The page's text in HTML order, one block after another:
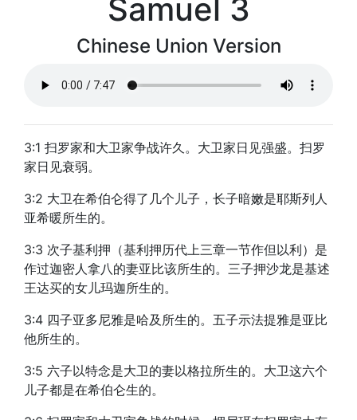
Samuel 3
Chinese Union Version
3:1 扫罗家和大卫家争战许久。大卫家日见强盛。扫罗
家日见衰弱。
3:2 大卫在希伯仑得了几个儿子，长子暗嫩是耶斯列人
亚希暖所生的。
3:3 次子基利押（基利押历代上三章一节作但以利）是
作过迦密人拿八的妻亚比该所生的。三子押沙龙是基述
王达买的女儿玛迦所生的。
3:4 四子亚多尼雅是哈及所生的。五子示法提雅是亚比
他所生的。
3:5 六子以特念是大卫的妻以格拉所生的。大卫这六个
儿子都是在希伯仑生的。